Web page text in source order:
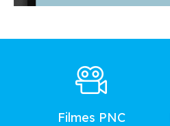
Filmes PNC